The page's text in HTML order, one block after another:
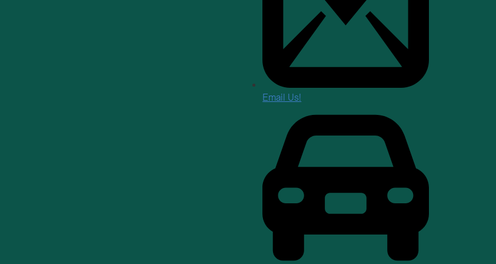
Email Us!